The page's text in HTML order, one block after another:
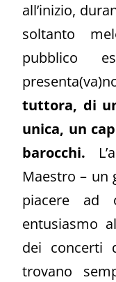
all’inizio,
soltanto
pubblico
tuttora, di
unica, un
barocchi.
Maestro – un
piacere ad
entusiasmo
dei concerti
trovano